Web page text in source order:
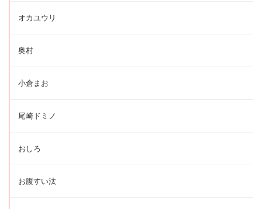
オカユウリ
奥村
小倉まお
尾崎ドミノ
おしろ
お腹すい汰